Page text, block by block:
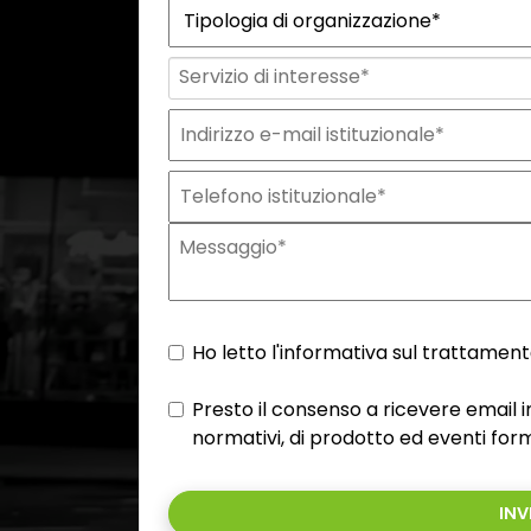
Ho letto l'informativa sul
Presto il consenso a ricevere
normativi, di prodotto ed eventi